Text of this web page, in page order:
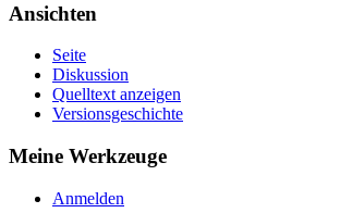
Ansichten
Seite
Diskussion
Quelltext anzeigen
Versionsgeschichte
Meine Werkzeuge
Anmelden